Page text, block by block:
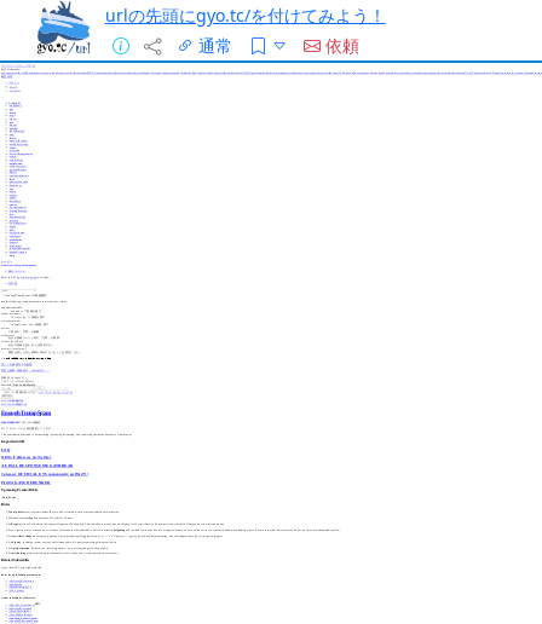
urlの先頭にgyo.tc/を付けてみよう！
通常
依頼